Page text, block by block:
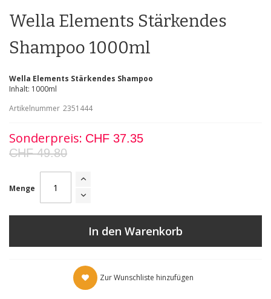
der
Bildgalerie
Wella Elements Stärkendes
Shampoo 1000ml
Wella Elements Stärkendes Shampoo
Inhalt: 1000ml
Artikelnummer 2351444
Sonderpreis CHF 37.35
CHF 49.80
Menge
In den Warenkorb
Zur Wunschliste hinzufügen